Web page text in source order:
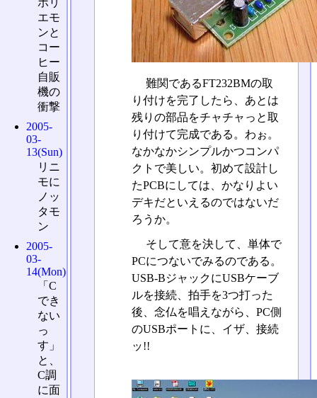
難関であるFT232BMの取
り付けを完了したら、あとは
残りの部品をチャチャっと取
り付けて完成である。わぉ。
なかなかシンプルかつコンパ
クトで美しい。初めて設計し
たPCBにしては、かなりよい
デキだといえるのではないだ
ろうか。
そして意を決して、単体で
PCにつないでみるのである。
USB-BジャックにUSBケーブ
ルを接続、拍手を3つ打った
後、念仏を唱えながら、PC側
のUSBポートに、イザ、接続
ッ!!
ホリ
エモ
ンと
コー
ヒー
自販
機の
衝撃
2005-
03-
13(Sun)
リニ
モに
ノッ
タモ
ン
2005-
03-
14(Mon)
「C
でき
ない
っ
す」
と、
C調
に面